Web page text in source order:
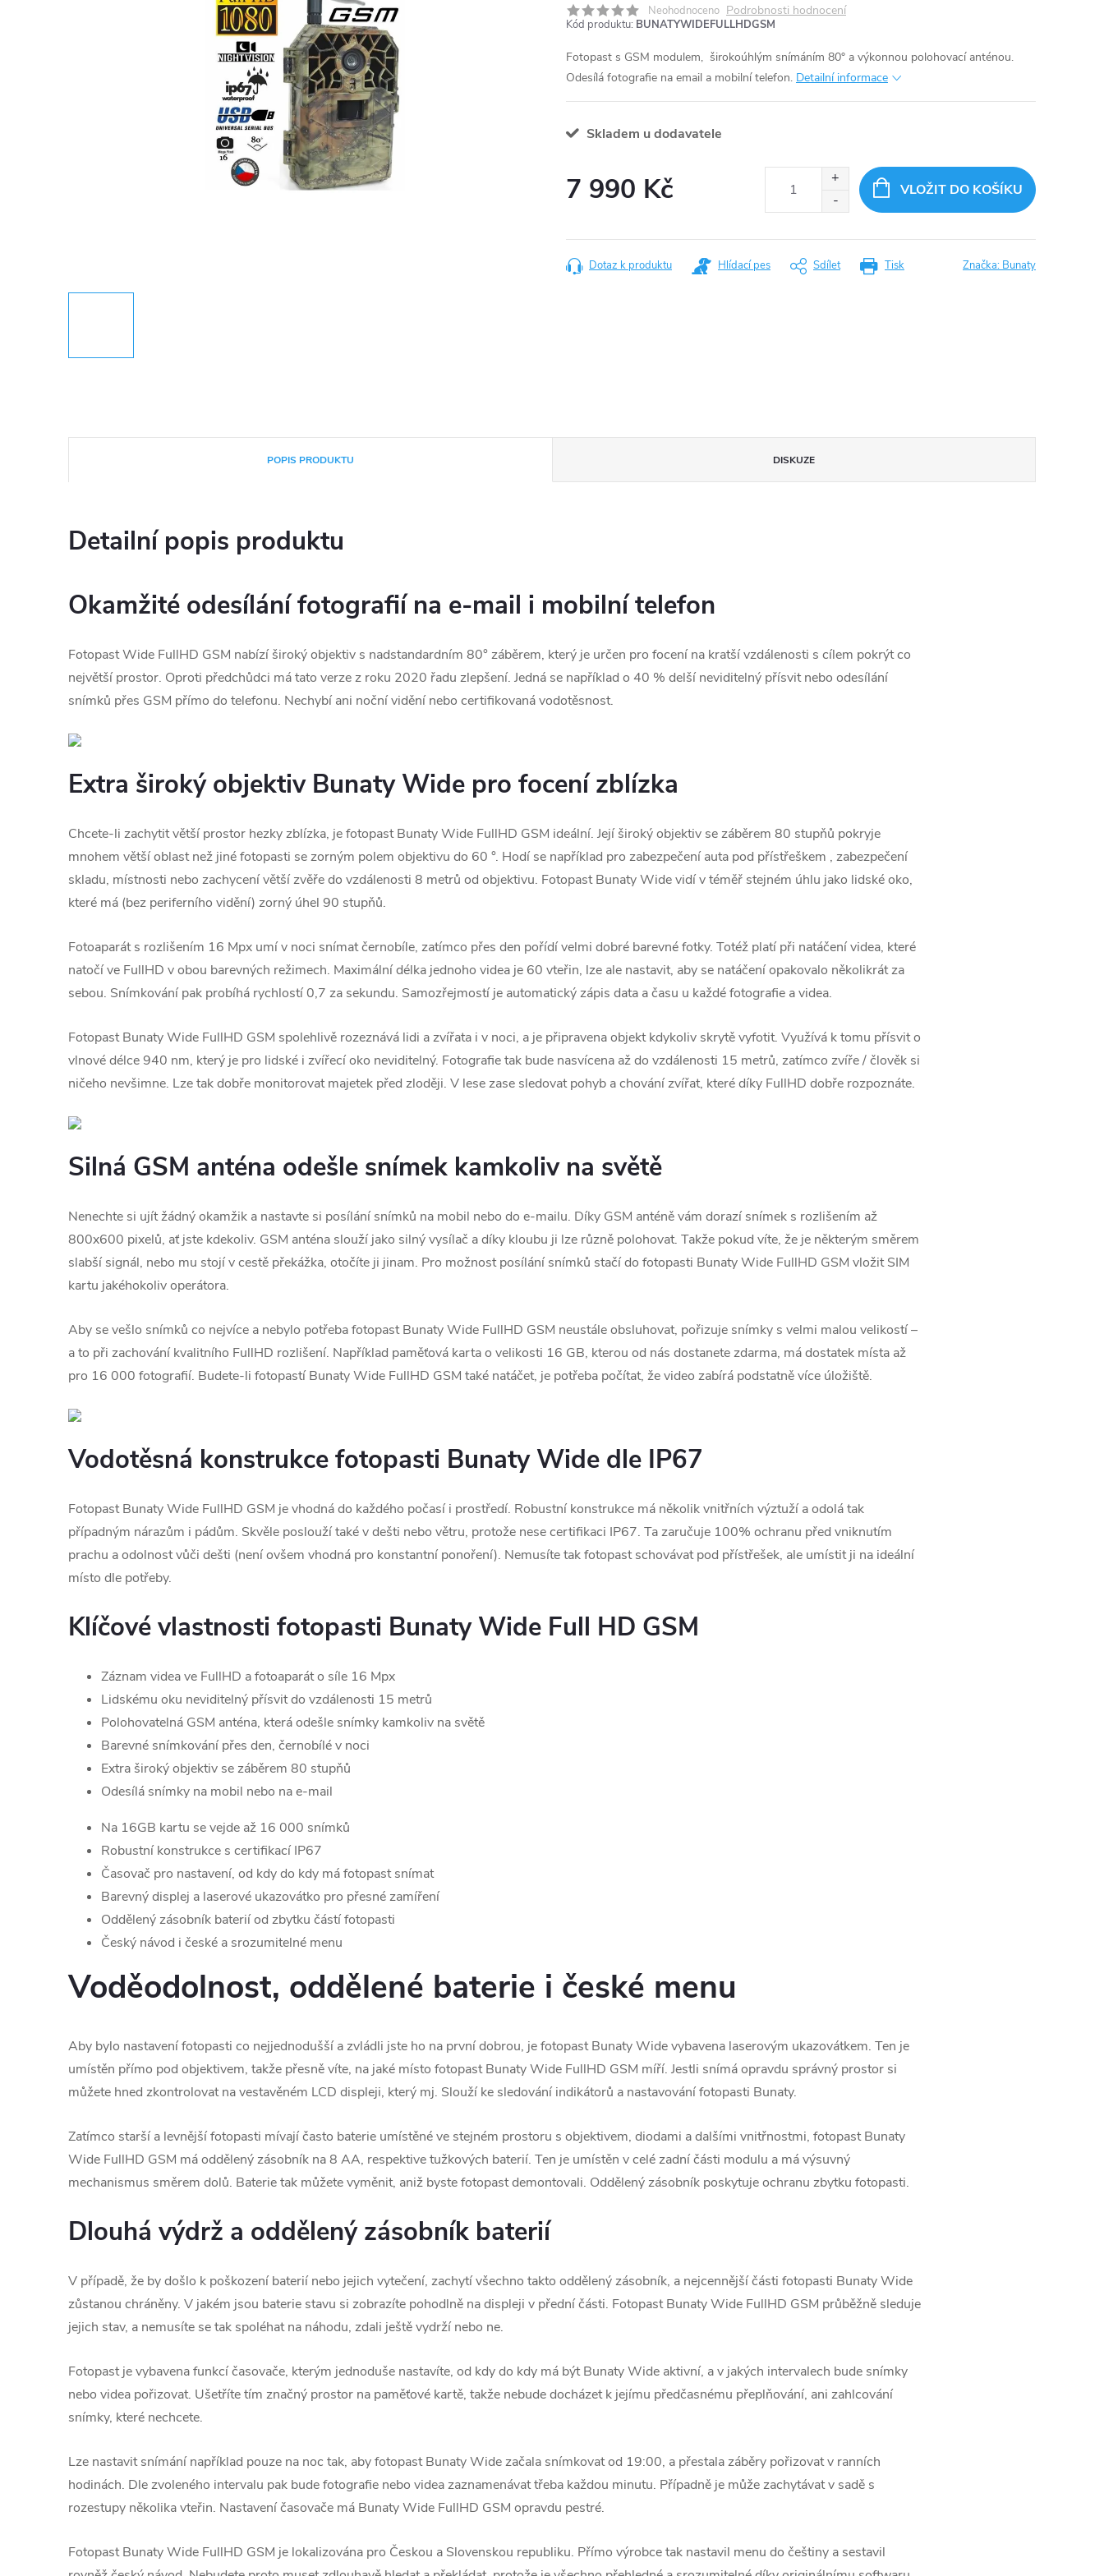
Neohodnoceno Podrobnosti hodnocení
Kód produktu: BUNATYWIDEFULLHDGSM
Fotopast s GSM modulem, širokoúhlým snímáním 80° a výkonnou polohovací anténou.
Odesílá fotografie na email a mobilní telefon. Detailní informace
Skladem u dodavatele
7 990 Kč VLOŽIT DO KOŠÍKU
Tisk
Dotaz k produktu Hlídací pes Sdílet Značka: Bunaty
POPIS PRODUKTU DISKUZE
Detailní popis produktu
Okamžité odesílání fotografií na e-mail i mobilní telefon
Fotopast Wide FullHD GSM nabízí široký objektiv s nadstandardním 80° záběrem, který je určen pro focení na kratší vzdálenosti s cílem pokrýt co
největší prostor. Oproti předchůdci má tato verze z roku 2020 řadu zlepšení. Jedná se například o 40 % delší neviditelný přísvit nebo odesílání
snímků přes GSM přímo do telefonu. Nechybí ani noční vidění nebo certifikovaná vodotěsnost.
Extra široký objektiv Bunaty Wide pro focení zblízka
Chcete-li zachytit větší prostor hezky zblízka, je fotopast Bunaty Wide FullHD GSM ideální. Její široký objektiv se záběrem 80 stupňů pokryje
mnohem větší oblast než jiné fotopasti se zorným polem objektivu do 60 °. Hodí se například pro zabezpečení auta pod přístřeškem , zabezpečení
skladu, místnosti nebo zachycení větší zvěře do vzdálenosti 8 metrů od objektivu. Fotopast Bunaty Wide vidí v téměř stejném úhlu jako lidské oko,
které má (bez periferního vidění) zorný úhel 90 stupňů.
Fotoaparát s rozlišením 16 Mpx umí v noci snímat černobíle, zatímco přes den pořídí velmi dobré barevné fotky. Totéž platí při natáčení videa, které
natočí ve FullHD v obou barevných režimech. Maximální délka jednoho videa je 60 vteřin, lze ale nastavit, aby se natáčení opakovalo několikrát za
sebou. Snímkování pak probíhá rychlostí 0,7 za sekundu. Samozřejmostí je automatický zápis data a času u každé fotografie a videa.
Fotopast Bunaty Wide FullHD GSM spolehlivě rozeznává lidi a zvířata i v noci, a je připravena objekt kdykoliv skrytě vyfotit. Využívá k tomu přísvit o
vlnové délce 940 nm, který je pro lidské i zvířecí oko neviditelný. Fotografie tak bude nasvícena až do vzdálenosti 15 metrů, zatímco zvíře / člověk si
ničeho nevšimne. Lze tak dobře monitorovat majetek před zloději. V lese zase sledovat pohyb a chování zvířat, které díky FullHD dobře rozpoznáte.
Silná GSM anténa odešle snímek kamkoliv na světě
Nenechte si ujít žádný okamžik a nastavte si posílání snímků na mobil nebo do e-mailu. Díky GSM anténě vám dorazí snímek s rozlišením až
800x600 pixelů, ať jste kdekoliv. GSM anténa slouží jako silný vysílač a díky kloubu ji lze různě polohovat. Takže pokud víte, že je některým směrem
slabší signál, nebo mu stojí v cestě překážka, otočíte ji jinam. Pro možnost posílání snímků stačí do fotopasti Bunaty Wide FullHD GSM vložit SIM
kartu jakéhokoliv operátora.
Aby se vešlo snímků co nejvíce a nebylo potřeba fotopast Bunaty Wide FullHD GSM neustále obsluhovat, pořizuje snímky s velmi malou velikostí –
a to při zachování kvalitního FullHD rozlišení. Například paměťová karta o velikosti 16 GB, kterou od nás dostanete zdarma, má dostatek místa až
pro 16 000 fotografií. Budete-li fotopastí Bunaty Wide FullHD GSM také natáčet, je potřeba počítat, že video zabírá podstatně více úložiště.
Vodotěsná konstrukce fotopasti Bunaty Wide dle IP67
Fotopast Bunaty Wide FullHD GSM je vhodná do každého počasí i prostředí. Robustní konstrukce má několik vnitřních výztuží a odolá tak
případným nárazům i pádům. Skvěle poslouží také v dešti nebo větru, protože nese certifikaci IP67. Ta zaručuje 100% ochranu před vniknutím
prachu a odolnost vůči dešti (není ovšem vhodná pro konstantní ponoření). Nemusíte tak fotopast schovávat pod přístřešek, ale umístit ji na ideální
místo dle potřeby.
Klíčové vlastnosti fotopasti Bunaty Wide Full HD GSM
Záznam videa ve FullHD a fotoaparát o síle 16 Mpx
Lidskému oku neviditelný přísvit do vzdálenosti 15 metrů
Polohovatelná GSM anténa, která odešle snímky kamkoliv na světě
Barevné snímkování přes den, černobílé v noci
Extra široký objektiv se záběrem 80 stupňů
Odesílá snímky na mobil nebo na e-mail
Na 16GB kartu se vejde až 16 000 snímků
Robustní konstrukce s certifikací IP67
Časovač pro nastavení, od kdy do kdy má fotopast snímat
Barevný displej a laserové ukazovátko pro přesné zamíření
Oddělený zásobník baterií od zbytku částí fotopasti
Český návod i české a srozumitelné menu
Voděodolnost, oddělené baterie i české menu
Aby bylo nastavení fotopasti co nejjednodušší a zvládli jste ho na první dobrou, je fotopast Bunaty Wide vybavena laserovým ukazovátkem. Ten je
umístěn přímo pod objektivem, takže přesně víte, na jaké místo fotopast Bunaty Wide FullHD GSM míří. Jestli snímá opravdu správný prostor si
můžete hned zkontrolovat na vestavěném LCD displeji, který mj. Slouží ke sledování indikátorů a nastavování fotopasti Bunaty.
Zatímco starší a levnější fotopasti mívají často baterie umístěné ve stejném prostoru s objektivem, diodami a dalšími vnitřnostmi, fotopast Bunaty
Wide FullHD GSM má oddělený zásobník na 8 AA, respektive tužkových baterií. Ten je umístěn v celé zadní části modulu a má výsuvný
mechanismus směrem dolů. Baterie tak můžete vyměnit, aniž byste fotopast demontovali. Oddělený zásobník poskytuje ochranu zbytku fotopasti.
Dlouhá výdrž a oddělený zásobník baterií
V případě, že by došlo k poškození baterií nebo jejich vytečení, zachytí všechno takto oddělený zásobník, a nejcennější části fotopasti Bunaty Wide
zůstanou chráněny. V jakém jsou baterie stavu si zobrazíte pohodlně na displeji v přední části. Fotopast Bunaty Wide FullHD GSM průběžně sleduje
jejich stav, a nemusíte se tak spoléhat na náhodu, zdali ještě vydrží nebo ne.
Fotopast je vybavena funkcí časovače, kterým jednoduše nastavíte, od kdy do kdy má být Bunaty Wide aktivní, a v jakých intervalech bude snímky
nebo videa pořizovat. Ušetříte tím značný prostor na paměťové kartě, takže nebude docházet k jejímu předčasnému přeplňování, ani zahlcování
snímky, které nechcete.
Lze nastavit snímání například pouze na noc tak, aby fotopast Bunaty Wide začala snímkovat od 19:00, a přestala záběry pořizovat v ranních
hodinách. Dle zvoleného intervalu pak bude fotografie nebo videa zaznamenávat třeba každou minutu. Případně je může zachytávat v sadě s
rozestupy několika vteřin. Nastavení časovače má Bunaty Wide FullHD GSM opravdu pestré.
Fotopast Bunaty Wide FullHD GSM je lokalizována pro Českou a Slovenskou republiku. Přímo výrobce tak nastavil menu do češtiny a sestavil